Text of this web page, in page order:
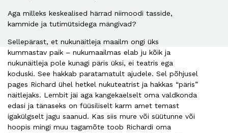
Aga milleks keskealised härrad niimoodi tasside,
kammide ja tutimütsidega mängivad?
Sellepärast, et nukunäitleja maailm ongi üks
kummastav paik – nukumaailmas elab ju kõik ja
nukunäitleja pole kunagi päris üksi, ei teatris ega
koduski. See hakkab paratamatult ajudele. Sel põhjusel
pages Richard ühel hetkel nukuteatrist ja hakkas “päris”
näitlejaks. Lembit jäi aga kangekaelselt oma valdkonda
edasi ja tänaseks on füüsiliselt karm amet temast
igakülgselt jagu saanud. Kas siis mure või süütunne või
hoopis mingi muu tagamõte toob Richardi oma